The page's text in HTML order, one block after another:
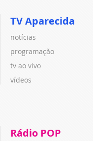
TV Aparecida
notícias
programação
tv ao vivo
vídeos
Rádio POP